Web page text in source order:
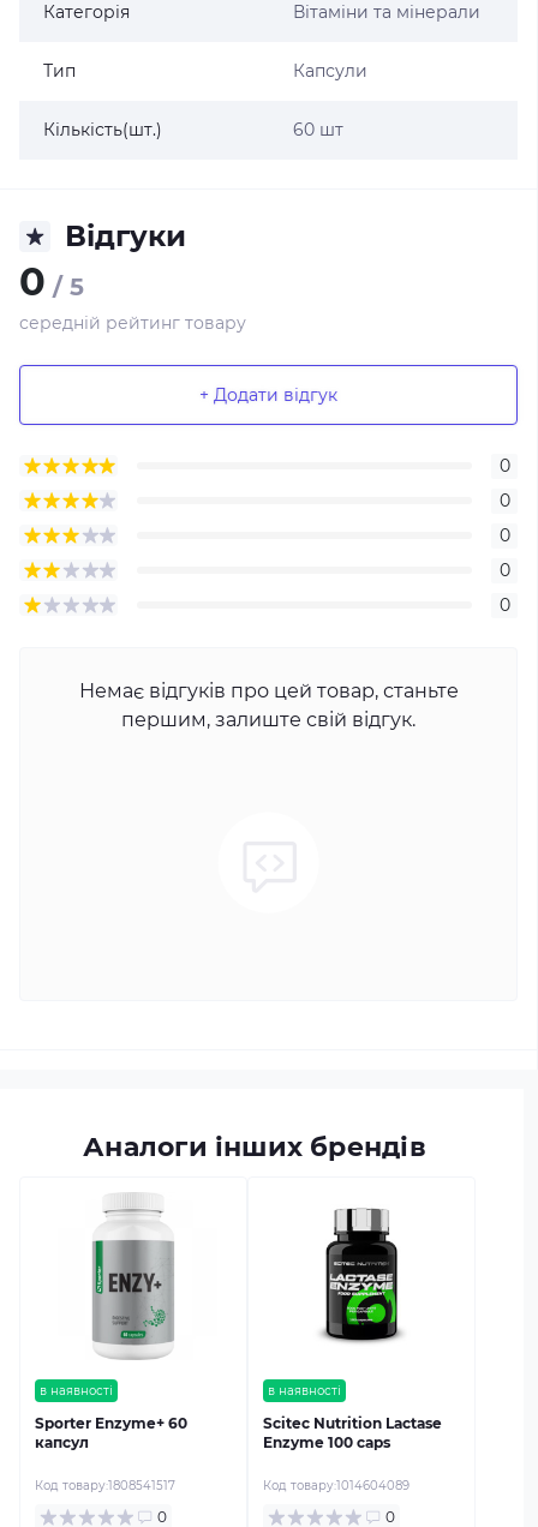
Категорія Вітаміни та мінерали
Тип Капсули
Кількість(шт.) 60 шт
Відгуки
0 / 5
середній рейтинг товару
+ Додати відгук
0
0
0
0
0
Немає відгуків про цей товар, станьте
першим, залиште свій відгук.
Аналоги інших брендів
в наявності
Sporter Enzyme+ 60
капсул
Код товару:1808541517
0
в наявності
Scitec Nutrition Lactase
Enzyme 100 caps
Код товару:1014604089
0